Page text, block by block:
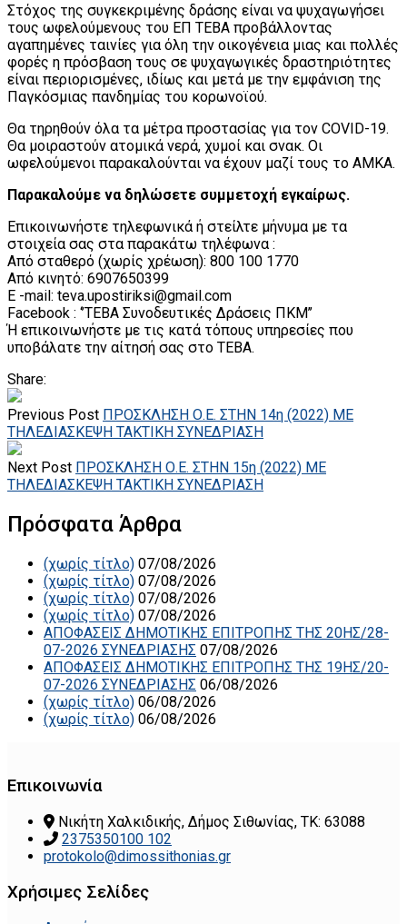
Στόχος της συγκεκριμένης δράσης είναι να ψυχαγωγήσει
τους ωφελούμενους του ΕΠ ΤΕΒΑ προβάλλοντας
αγαπημένες ταινίες για όλη την οικογένεια μιας και πολλές
φορές η πρόσβαση τους σε ψυχαγωγικές δραστηριότητες
είναι περιορισμένες, ιδίως και μετά με την εμφάνιση της
Παγκόσμιας πανδημίας του κορωνοϊού.
Θα τηρηθούν όλα τα μέτρα προστασίας για τον COVID-19.
Θα μοιραστούν ατομικά νερά, χυμοί και σνακ. Οι
ωφελούμενοι παρακαλούνται να έχουν μαζί τους το ΑΜΚΑ.
Παρακαλούμε να δηλώσετε συμμετοχή εγκαίρως.
Επικοινωνήστε τηλεφωνικά ή στείλτε μήνυμα με τα
στοιχεία σας στα παρακάτω τηλέφωνα :
Από σταθερό (χωρίς χρέωση): 800 100 1770
Από κινητό: 6907650399
E -mail: teva.upostiriksi@gmail.com
Facebook : ‘’TEBA Συνοδευτικές Δράσεις ΠΚΜ’’
Ή επικοινωνήστε με τις κατά τόπους υπηρεσίες που
υποβάλατε την αίτησή σας στο ΤΕΒΑ.
Share:
Previous Post ΠΡΟΣΚΛΗΣΗ Ο.Ε. ΣΤΗΝ 14η (2022) ΜΕ
ΤΗΛΕΔΙΑΣΚΕΨΗ ΤΑΚΤΙΚΗ ΣΥΝΕΔΡΙΑΣΗ
Next Post ΠΡΟΣΚΛΗΣΗ Ο.Ε. ΣΤΗΝ 15η (2022) ΜΕ
ΤΗΛΕΔΙΑΣΚΕΨΗ ΤΑΚΤΙΚΗ ΣΥΝΕΔΡΙΑΣΗ
Πρόσφατα Άρθρα
(χωρίς τίτλο) 07/08/2026
(χωρίς τίτλο) 07/08/2026
(χωρίς τίτλο) 07/08/2026
(χωρίς τίτλο) 07/08/2026
ΑΠΟΦΑΣΕΙΣ ΔΗΜΟΤΙΚΗΣ ΕΠΙΤΡΟΠΗΣ ΤΗΣ 20ΗΣ/28-
07-2026 ΣΥΝΕΔΡΙΑΣΗΣ 07/08/2026
ΑΠΟΦΑΣΕΙΣ ΔΗΜΟΤΙΚΗΣ ΕΠΙΤΡΟΠΗΣ ΤΗΣ 19ΗΣ/20-
07-2026 ΣΥΝΕΔΡΙΑΣΗΣ 06/08/2026
(χωρίς τίτλο) 06/08/2026
(χωρίς τίτλο) 06/08/2026
Επικοινωνία
Νικήτη Χαλκιδικής, Δήμος Σιθωνίας, ΤΚ: 63088
2375350100 102
protokolo@dimossithonias.gr
Χρήσιμες Σελίδες